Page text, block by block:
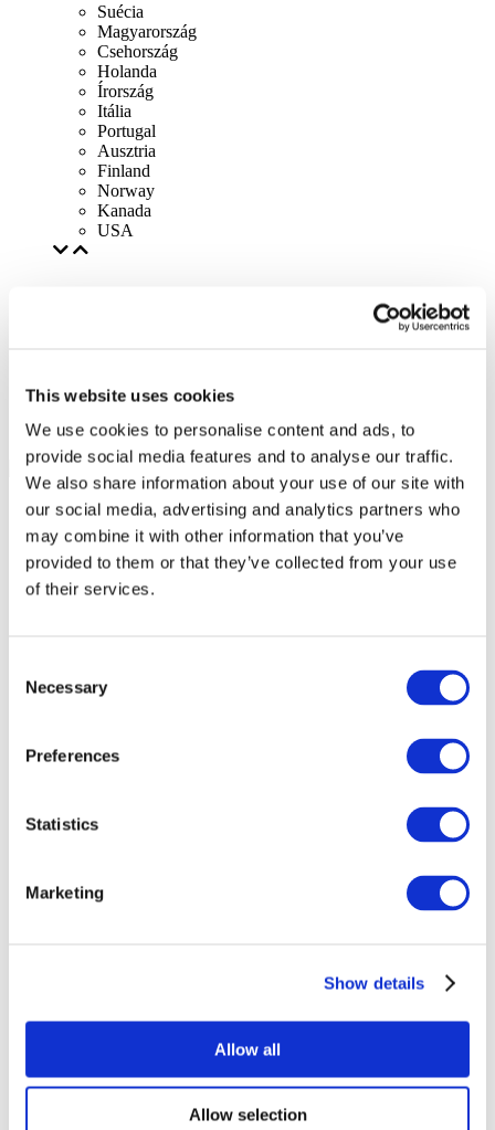
This website uses cookies
We use cookies to personalise content and ads, to
provide social media features and to analyse our traffic.
We also share information about your use of our site with
our social media, advertising and analytics partners who
may combine it with other information that you’ve
provided to them or that they’ve collected from your use
of their services.
Selection
Necessary
Preferences
Statistics
Marketing
Show details
Allow all
Allow selection
Suécia
Magyarország
Csehország
Holanda
Írország
Itália
Portugal
Ausztria
Finland
Norway
Kanada
USA
Összes
Concertos